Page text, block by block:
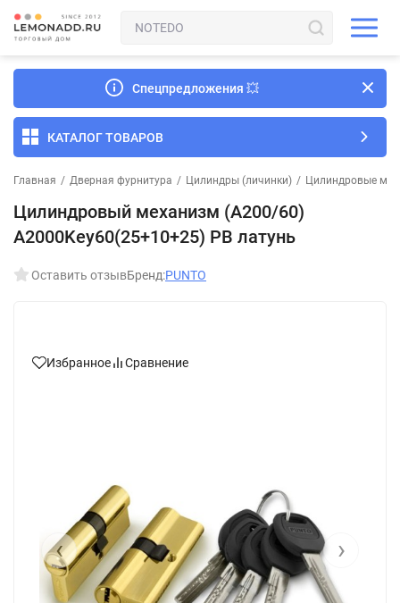
Спецпредложения 💥
КАТАЛОГ ТОВАРОВ
Главная / Дверная фурнитура / Цилиндры (личинки) / Цилиндровые
Цилиндровый механизм (A200/60)
A2000Key60(25+10+25) PB латунь
Оставить отзывБренд:PUNTO
Избранное Сравнение
‹ ›